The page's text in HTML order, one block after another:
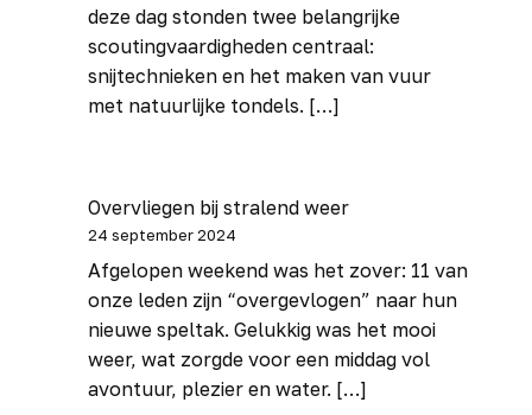
Verhuur
Tarieven
deze dag stonden twee belangrijke
scoutingvaardigheden centraal:
snijtechnieken en het maken van vuur
met natuurlijke tondels. […]
Overvliegen bij stralend weer
24 september 2024
Afgelopen weekend was het zover: 11 van
onze leden zijn “overgevlogen” naar hun
nieuwe speltak. Gelukkig was het mooi
weer, wat zorgde voor een middag vol
avontuur, plezier en water. […]